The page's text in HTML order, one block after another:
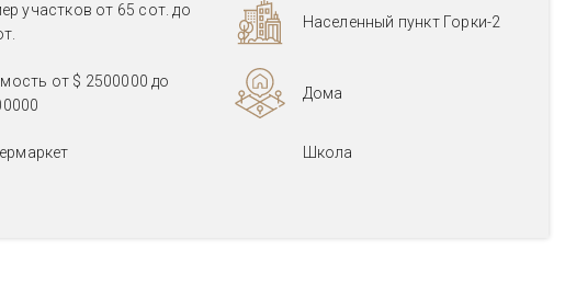
участков от 65 сот. до
Населенный пункт Горки-2
от $ 2500000 до
Дома
Школа